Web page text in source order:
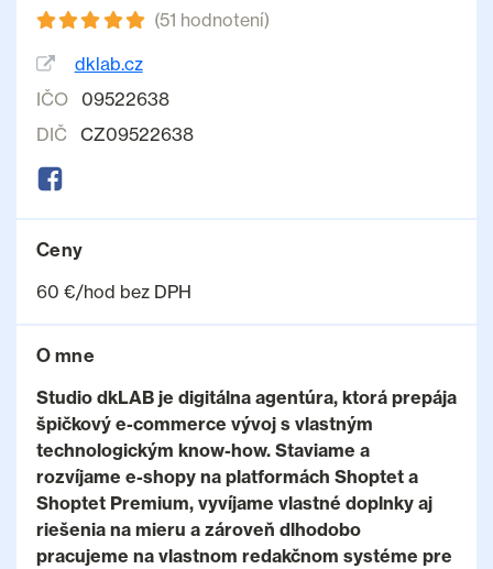
(51 hodnotení)
dklab.cz
IČO
09522638
DIČ
CZ09522638
Ceny
60 €/hod bez DPH
O mne
Studio dkLAB je digitálna agentúra, ktorá prepája
špičkový e-commerce vývoj s vlastným
technologickým know-how. Staviame a
rozvíjame e-shopy na platformách Shoptet a
Shoptet Premium, vyvíjame vlastné doplnky aj
riešenia na mieru a zároveň dlhodobo
pracujeme na vlastnom redakčnom systéme pre